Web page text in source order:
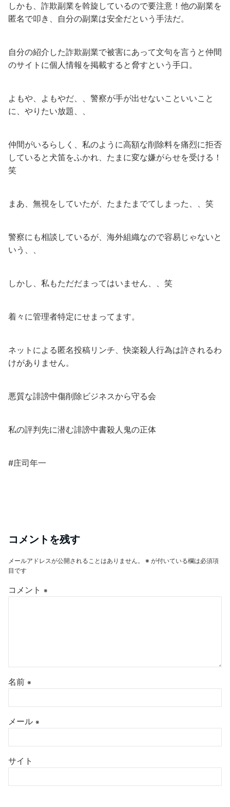
しかも、詐欺副業を斡旋しているので要注意！他の副業を
匿名で叩き、自分の副業は安全だという手法だ。
自分の紹介した詐欺副業で被害にあって文句を言うと仲間
のサイトに個人情報を掲載すると脅すという手口。
よもや、よもやだ、、警察が手が出せないこといいこと
に、やりたい放題、、
仲間がいるらしく、私のように高額な削除料を痛烈に拒否
していると犬笛をふかれ、たまに変な嫌がらせを受ける！
笑
まあ、無視をしていたが、たまたまでてしまった、、笑
警察にも相談しているが、海外組織なので容易じゃないと
いう、、
しかし、私もただだまってはいません、、笑
着々に管理者特定にせまってます。
ネットによる匿名投稿リンチ、快楽殺人行為は許されるわ
けがありません。
悪質な誹謗中傷削除ビジネスから守る会
私の評判先に潜む誹謗中書殺人鬼の正体
#庄司年一
コメントを残す
メールアドレスが公開されることはありません。 ※ が付いている欄は必須項
目です
コメント ※
名前 ※
メール ※
サイト